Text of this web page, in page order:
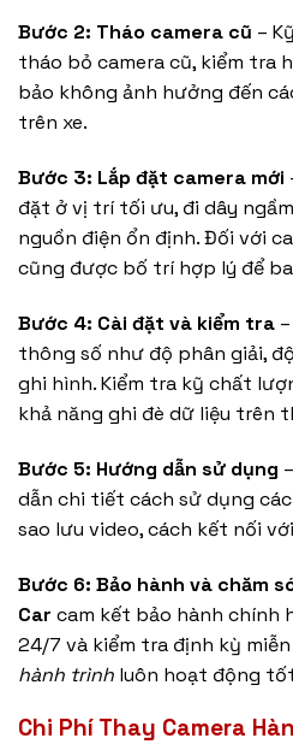
Bước 2: Tháo camera cũ –
tháo bỏ camera cũ, kiểm tra
bảo không ảnh hưởng đến
trên xe.
Bước 3: Lắp đặt camera mới
đặt ở vị trí tối ưu, đi dây
nguồn điện ổn định. Đối với
cũng được bố trí hợp lý để
Bước 4: Cài đặt và kiểm tra
thông số như độ phân giải,
ghi hình. Kiểm tra kỹ chất
khả năng ghi đè dữ liệu trên
Bước 5: Hướng dẫn sử dụng
dẫn chi tiết cách sử dụng
sao lưu video, cách kết nối
Bước 6: Bảo hành và chăm
Car cam kết bảo hành chính
24/7 và kiểm tra định kỳ
hành trình luôn hoạt động
Chi Phí Thay Camera